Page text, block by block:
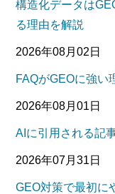
構造化データは
る理由を解説
2026年08月02日
FAQがGEOに強い
2026年08月01日
AIに引用される記
2026年07月31日
GEO対策で最初に